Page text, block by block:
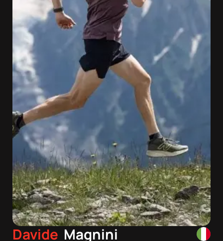
Davide Magnini
nosotros
Contacta
Atletas
DocuSeries